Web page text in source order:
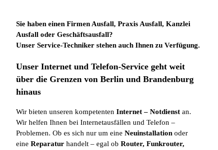
Sie haben einen Firmen Ausfall, Praxis Ausfall, Kanzlei
Ausfall oder Geschäftsausfall?
Unser Service-Techniker stehen auch Ihnen zu Verfügung.
Unser Internet und Telefon-Service geht weit
über die Grenzen von Berlin und Brandenburg
hinaus
Wir bieten unseren kompetenten Internet– Notdienst an.
Wir helfen Ihnen bei Internetausfällen und Telefon –
Problemen. Ob es sich nur um eine Neuinstallation oder
eine Reparatur handelt – egal ob Router, Funkrouter,